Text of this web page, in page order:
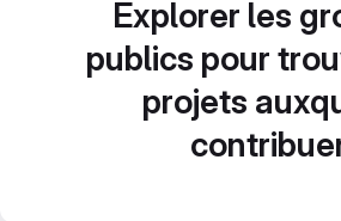
Explorer les
publics pour
projets